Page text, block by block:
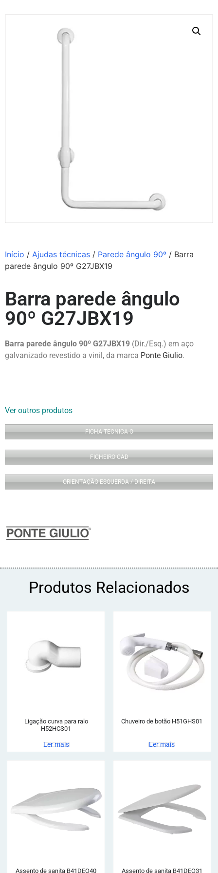
Início / Ajudas técnicas / Parede ângulo 90º / Barra
parede ângulo 90º G27JBX19
Barra parede ângulo
90º G27JBX19
Barra parede ângulo 90º G27JBX19 (Dir./Esq.) em aço
galvanizado revestido a vinil, da marca Ponte Giulio.
Ver outros produtos
FICHA TECNICA O
FICHEIRO CAD
ORIENTAÇÃO ESQUERDA / DIREITA
Produtos Relacionados
Ligação curva para ralo
H52HCS01
Ler mais
Chuveiro de botão H51GHS01
Ler mais
Assento de sanita B41DEO40 Assento de sanita B41DEO31